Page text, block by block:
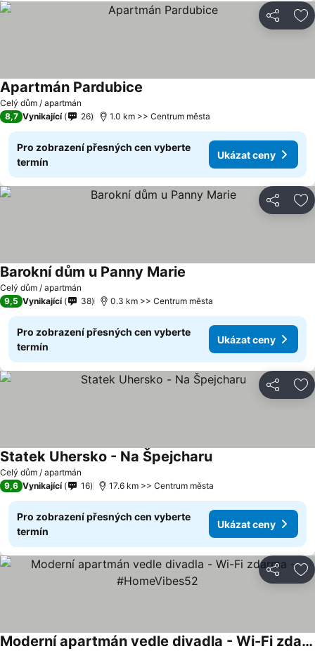
Sdílet
Celý dům / apartmán
Apartmán Pardubice
8,7 Vynikající 26 1.0 km >> Centrum města
Pro zobrazení přesných cen vyberte
termín
Ukázat ceny
Sdílet
Celý dům / apartmán
Barokní dům u Panny Marie
9,5 Vynikající 38 0.3 km >> Centrum města
Pro zobrazení přesných cen vyberte
termín
Ukázat ceny
Sdílet
Celý dům / apartmán
Statek Uhersko - Na Špejcharu
9,6 Vynikající 16 17.6 km >> Centrum města
Pro zobrazení přesných cen vyberte
termín
Ukázat ceny
Sdílet
Moderní apartmán vedle divadla - Wi-Fi zdarma - #HomeVibes52